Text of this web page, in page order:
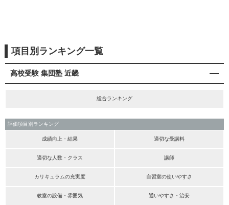
項目別ランキング一覧
高校受験 集団塾 近畿
総合ランキング
評価項目別ランキング
成績向上・結果 適切な受講料
適切な人数・クラス 講師
カリキュラムの充実度 自習室の使いやすさ
教室の設備・雰囲気 通いやすさ・治安